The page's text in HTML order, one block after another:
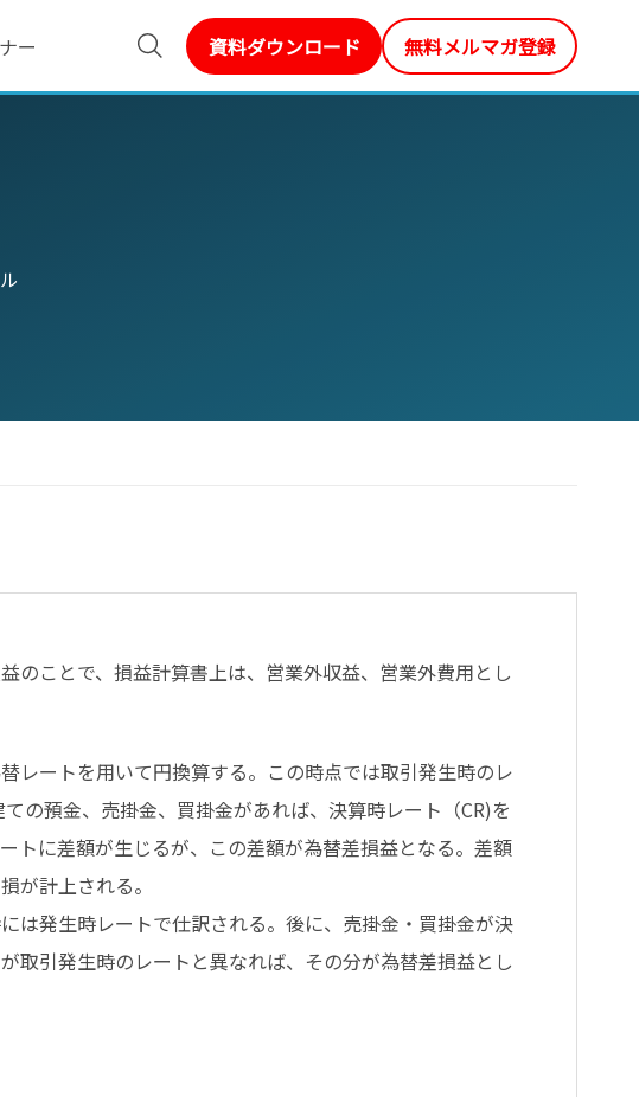
ー 資料ダウンロード 無料メルマガ登録
のことで、損益計算書上は、営業外収益、営業外費用とし
レートを用いて円換算する。この時点では取引発生時のレ
の預金、売掛金、買掛金があれば、決算時レート（CR)を
トに差額が生じるが、この差額が為替差損益となる。差額
が計上される。
は発生時レートで仕訳される。後に、売掛金・買掛金が決
取引発生時のレートと異なれば、その分が為替差損益とし